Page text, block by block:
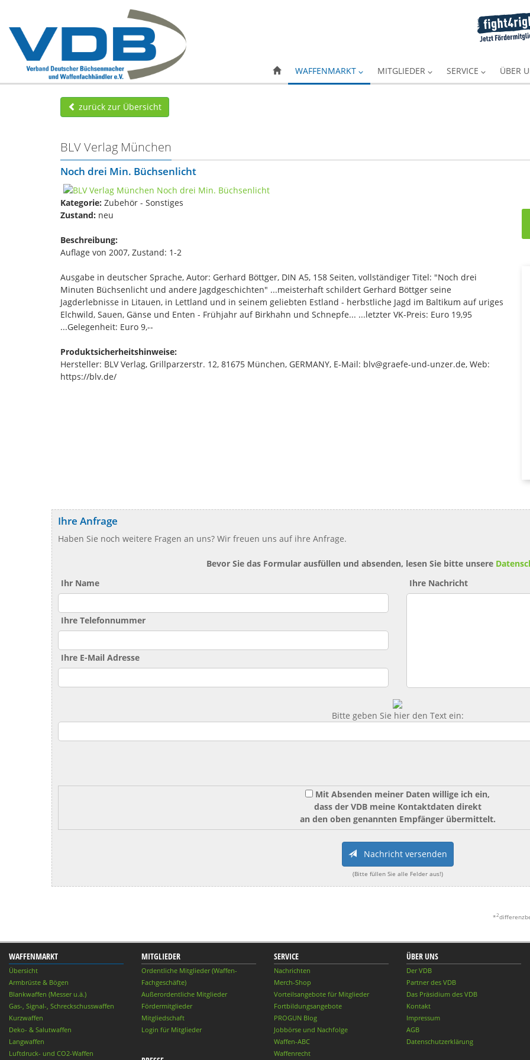
WAFFENMARKT MITGLIEDER SERVICE ÜBER
zurück zur Übersicht
BLV Verlag München
Noch drei Min. Büchsenlicht
Kategorie: Zubehör - Sonstiges
Zustand: neu
Beschreibung:
Auflage von 2007, Zustand: 1-2
Ausgabe in deutscher Sprache, Autor: Gerhard Böttger, DIN A5, 158 Seiten, vollständiger Titel: "Noch drei
Minuten Büchsenlicht und andere Jagdgeschichten" ...meisterhaft schildert Gerhard Böttger seine
Jagderlebnisse in Litauen, in Lettland und in seinem geliebten Estland - herbstliche Jagd im Baltikum auf uriges
Elchwild, Sauen, Gänse und Enten - Frühjahr auf Birkhahn und Schnepfe... ...letzter VK-Preis: Euro 19,95
...Gelegenheit: Euro 9,--
Produktsicherheitshinweise:
Hersteller: BLV Verlag, Grillparzerstr. 12, 81675 München, GERMANY, E-Mail: blv@graefe-und-unzer.de, Web:
https://blv.de/
Ihre Anfrage
Haben Sie noch weitere Fragen an uns? Wir freuen uns auf ihre Anfrage.
Bevor Sie das Formular ausfüllen und absenden, lesen Sie bitte unsere
Ihr Name
Ihre Telefonnummer
Ihre E-Mail Adresse
Ihre Nachricht
Bitte geben Sie hier den Text ein:
Mit Absenden meiner Daten willige ich ein,
dass der VDB meine Kontaktdaten direkt
an den oben genannten Empfänger übermittelt.
Nachricht versenden
(Bitte füllen Sie alle Felder aus!)
*2
WAFFENMARKT
Übersicht
Armbrüste & Bögen
Blankwaffen (Messer u.ä.)
Gas-, Signal-, Schreckschusswaffen
Kurzwaffen
Deko- & Salutwaffen
Langwaffen
Luftdruck- und CO2-Waffen
MITGLIEDER
Ordentliche Mitglieder (Waffen-
Fachgeschäfte)
Außerordentliche Mitglieder
Fördermitglieder
Mitgliedschaft
Login für Mitglieder
SERVICE
Nachrichten
Merch-Shop
Vorteilsangebote für Mitglieder
Fortbildungsangebote
PROGUN Blog
Jobbörse und Nachfolge
Waffen-ABC
Waffenrecht
ÜBER UNS
Der VDB
Partner des VDB
Das Präsidium des VDB
Kontakt
Impressum
AGB
Datenschutzerklärung